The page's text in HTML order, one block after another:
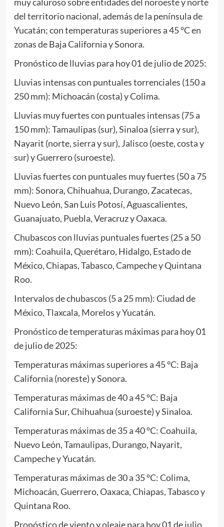
del territorio nacional, además de la península de
Yucatán; con temperaturas superiores a 45 °C en
zonas de Baja California y Sonora.
Pronóstico de lluvias para hoy 01 de julio de 2025:
Lluvias intensas con puntuales torrenciales (150 a
250 mm): Michoacán (costa) y Colima.
Lluvias muy fuertes con puntuales intensas (75 a
150 mm): Tamaulipas (sur), Sinaloa (sierra y sur),
Nayarit (norte, sierra y sur), Jalisco (oeste, costa y
sur) y Guerrero (suroeste).
Lluvias fuertes con puntuales muy fuertes (50 a 75
mm): Sonora, Chihuahua, Durango, Zacatecas,
Nuevo León, San Luis Potosí, Aguascalientes,
Guanajuato, Puebla, Veracruz y Oaxaca.
Chubascos con lluvias puntuales fuertes (25 a 50
mm): Coahuila, Querétaro, Hidalgo, Estado de
México, Chiapas, Tabasco, Campeche y Quintana
Roo.
Intervalos de chubascos (5 a 25 mm): Ciudad de
México, Tlaxcala, Morelos y Yucatán.
Pronóstico de temperaturas máximas para hoy 01
de julio de 2025:
Temperaturas máximas superiores a 45 °C: Baja
California (noreste) y Sonora.
Temperaturas máximas de 40 a 45 °C: Baja
California Sur, Chihuahua (suroeste) y Sinaloa.
Temperaturas máximas de 35 a 40 °C: Coahuila,
Nuevo León, Tamaulipas, Durango, Nayarit,
Campeche y Yucatán.
Temperaturas máximas de 30 a 35 °C: Colima,
Michoacán, Guerrero, Oaxaca, Chiapas, Tabasco y
Quintana Roo.
Pronóstico de viento y oleaje para hoy 01 de julio